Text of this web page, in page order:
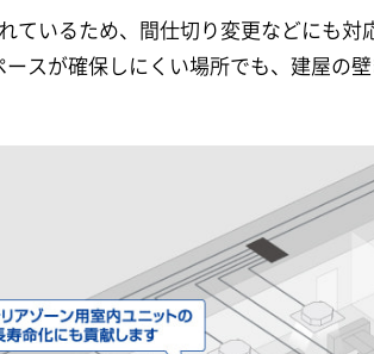
ているため、間仕切り変更などにも対
スが確保しにくい場所でも、建屋の